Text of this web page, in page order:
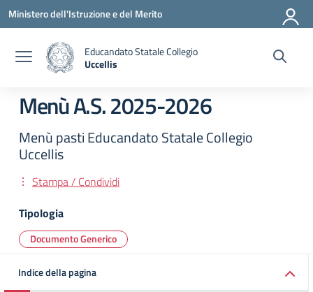
Vai ai contenuti
Vai al menu di navigazione
Vai al footer
Ministero dell'Istruzione e del Merito
Educandato Statale Collegio
Uccellis
Menù A.S. 2025-2026
Menù pasti Educandato Statale Collegio
Uccellis
Stampa / Condividi
Tipologia
Documento Generico
Indice della pagina